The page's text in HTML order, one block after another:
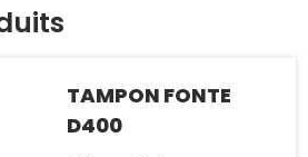
TAMPON FONTE
D400